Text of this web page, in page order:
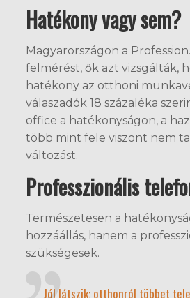
Hatékony vagy sem?
Magyarországon a
felmérést, ők azt vizsgálták,
hatékony az otthoni
válaszadók 18 százaléka
office a hatékonyságon, a
több mint fele viszont nem
változást.
Professzionális
Természetesen a
hozzáállás, hanem a
szükségesek.
Jól látszik: otthonról többet